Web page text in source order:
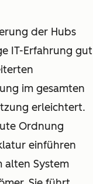
der Hubs
IT-Erfahrung gut
im gesamten
erleichtert.
Ordnung
einführen
alten System